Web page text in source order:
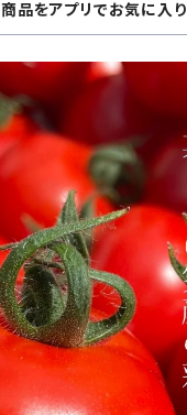
商品をアプリでお気に入り